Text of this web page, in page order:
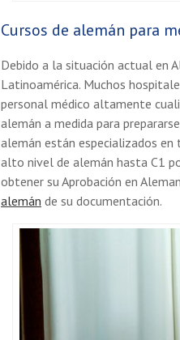
Cursos de alemán para
Debido a la situación actual en
Latinoamérica. Muchos
personal médico altamente
alemán a medida para
alemán están especializados
alto nivel de alemán hasta C1
obtener su Aprobación en
alemán de su documentación.